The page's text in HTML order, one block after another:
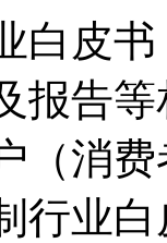
白皮
报告
（消
行业